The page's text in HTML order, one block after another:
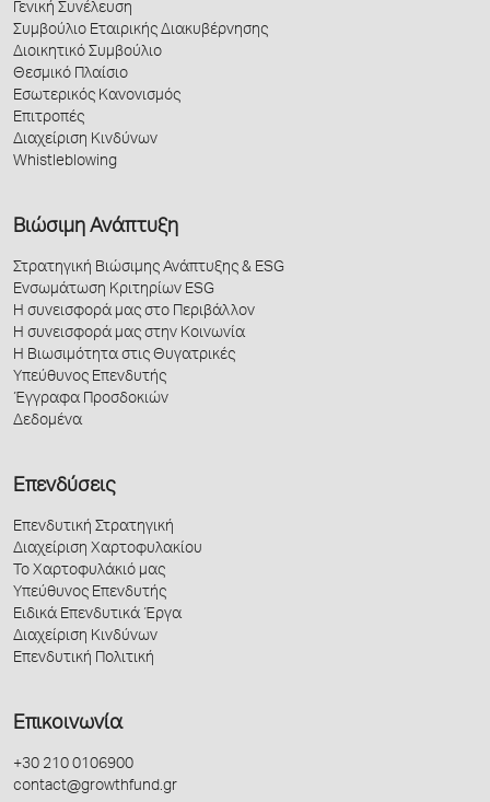
Γενική Συνέλευση
Συμβούλιο Εταιρικής Διακυβέρνησης
Διοικητικό Συμβούλιο
Θεσμικό Πλαίσιο
Εσωτερικός Κανονισμός
Επιτροπές
Διαχείριση Κινδύνων
Whistleblowing
Βιώσιμη Ανάπτυξη
Στρατηγική Βιώσιμης Ανάπτυξης & ESG
Ενσωμάτωση Κριτηρίων ESG
Η συνεισφορά μας στο Περιβάλλον
Η συνεισφορά μας στην Κοινωνία
Η Βιωσιμότητα στις Θυγατρικές
Υπεύθυνος Επενδυτής
Έγγραφα Προσδοκιών
Δεδομένα
Επενδύσεις
Επενδυτική Στρατηγική
Διαχείριση Χαρτοφυλακίου
Το Χαρτοφυλάκιό μας
Υπεύθυνος Επενδυτής
Ειδικά Επενδυτικά Έργα
Διαχείριση Κινδύνων
Επενδυτική Πολιτική
Επικοινωνία
+30 210 0106900
contact@growthfund.gr